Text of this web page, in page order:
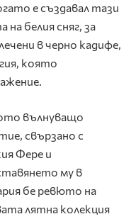
е създавал тази
белия сняг, за
в черно кадифе,
която
вълнуващо
свързано с
Фере и
му в
бе ревюто на
лятна колекция